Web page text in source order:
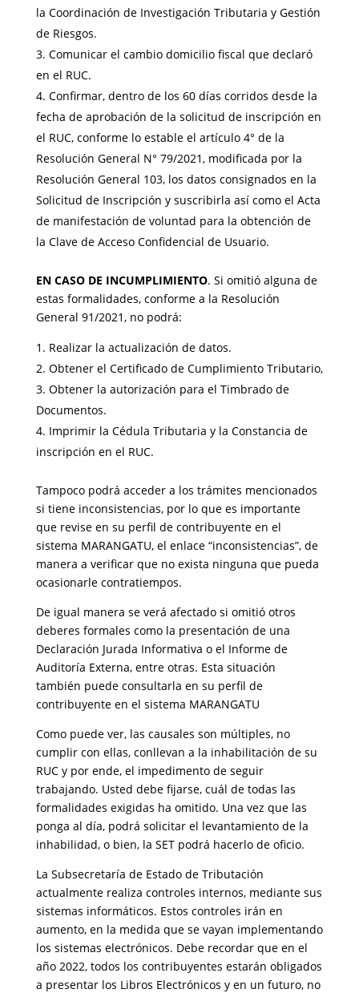
la Coordinación de Investigación Tributaria y Gestión
de Riesgos.
Comunicar el cambio domicilio fiscal que declaró
en el RUC.
Confirmar, dentro de los 60 días corridos desde la
fecha de aprobación de la solicitud de inscripción en
el RUC, conforme lo estable el artículo 4° de la
Resolución General N° 79/2021, modificada por la
Resolución General 103, los datos consignados en la
Solicitud de Inscripción y suscribirla así como el Acta
de manifestación de voluntad para la obtención de
la Clave de Acceso Confidencial de Usuario.
EN CASO DE INCUMPLIMIENTO. Si omitió alguna de
estas formalidades, conforme a la Resolución
General 91/2021, no podrá:
Realizar la actualización de datos.
Obtener el Certificado de Cumplimiento Tributario,
Obtener la autorización para el Timbrado de
Documentos.
Imprimir la Cédula Tributaria y la Constancia de
inscripción en el RUC.
Tampoco podrá acceder a los trámites mencionados
si tiene inconsistencias, por lo que es importante
que revise en su perfil de contribuyente en el
sistema MARANGATU, el enlace “inconsistencias”, de
manera a verificar que no exista ninguna que pueda
ocasionarle contratiempos.
De igual manera se verá afectado si omitió otros
deberes formales como la presentación de una
Declaración Jurada Informativa o el Informe de
Auditoría Externa, entre otras. Esta situación
también puede consultarla en su perfil de
contribuyente en el sistema MARANGATU
Como puede ver, las causales son múltiples, no
cumplir con ellas, conllevan a la inhabilitación de su
RUC y por ende, el impedimento de seguir
trabajando. Usted debe fijarse, cuál de todas las
formalidades exigidas ha omitido. Una vez que las
ponga al día, podrá solicitar el levantamiento de la
inhabilidad, o bien, la SET podrá hacerlo de oficio.
La Subsecretaría de Estado de Tributación
actualmente realiza controles internos, mediante sus
sistemas informáticos. Estos controles irán en
aumento, en la medida que se vayan implementando
los sistemas electrónicos. Debe recordar que en el
año 2022, todos los contribuyentes estarán obligados
a presentar los Libros Electrónicos y en un futuro, no